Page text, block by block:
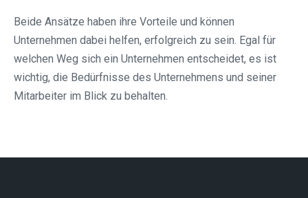
Beide Ansätze haben ihre Vorteile und können
Unternehmen dabei helfen, erfolgreich zu sein. Egal für
welchen Weg sich ein Unternehmen entscheidet, es ist
wichtig, die Bedürfnisse des Unternehmens und seiner
Mitarbeiter im Blick zu behalten.